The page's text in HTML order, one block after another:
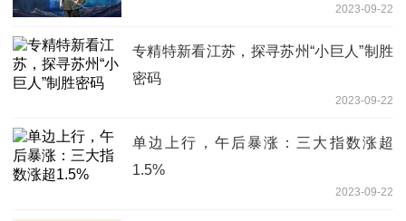
2023-09-22
专精特新看江苏，探寻苏州“小巨人”制胜
密码
2023-09-22
单边上行，午后暴涨：三大指数涨超
1.5%
2023-09-22